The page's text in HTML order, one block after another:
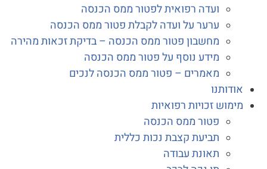
ועדה רפואית לפטור ממס הכנסה
ערער על ועדה לקבלת פטור ממס הכנסה
מחשבון פטור ממס הכנסה – בדיקת זכאות מהירה
מידע נוסף על פטור ממס הכנסה
מאמרים – פטור ממס הכנסה לנכים
זכויות רפואיות
פטור ממס הכנסה
תביעת קצבת נכות כללית
תאונת עבודה